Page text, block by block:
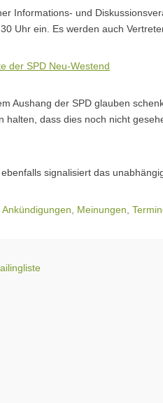
Informations- und
Uhr ein. Es werden auch
der SPD Neu-Westend
Aushang der SPD glauben
halten, dass dies noch nicht
signalisiert das
Ankündigungen Meinungen